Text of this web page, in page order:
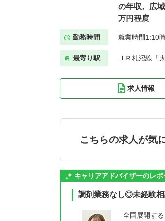
の年収。広
万円程度
勤務時間 就業時間1:10
最寄り駅 ＪＲ札沼線「
求人情報
こちらの求人が気
キャリアアドバイザーのレポ
調剤業務なし◎未経験相
全国展開す